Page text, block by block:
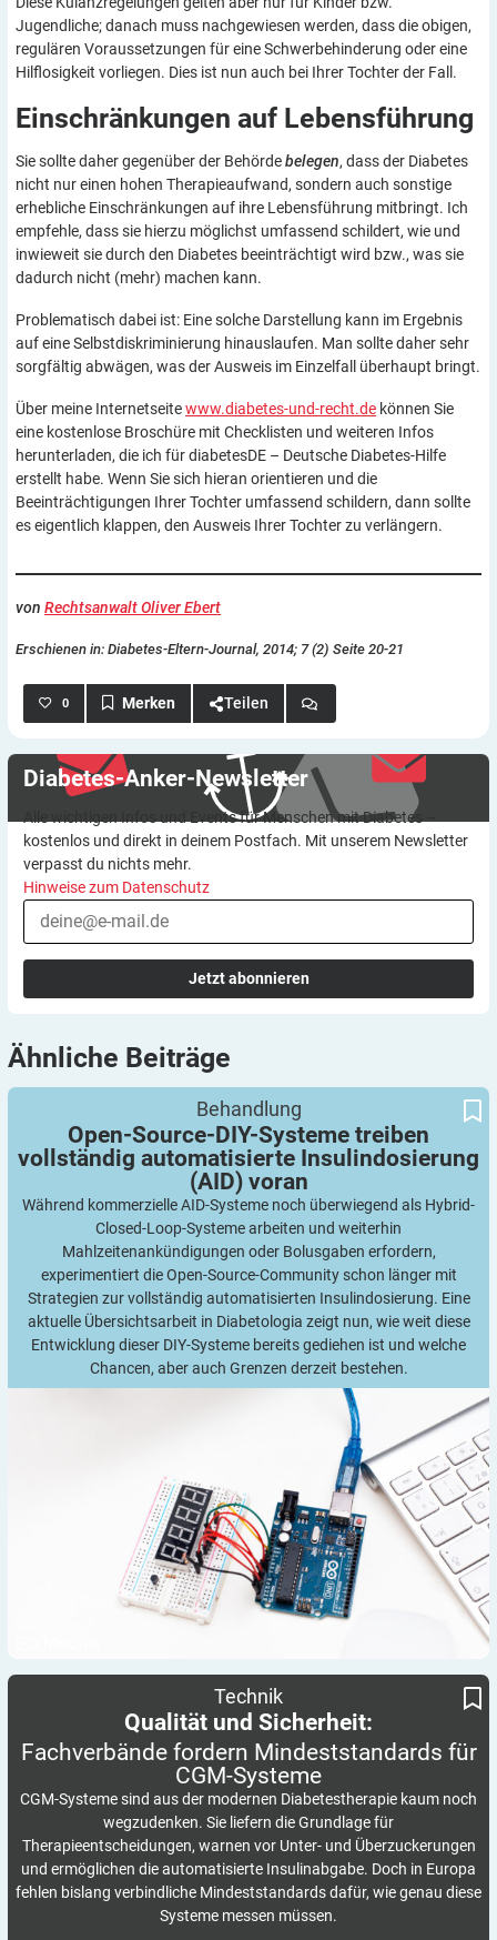
Jugendliche; danach muss nachgewiesen werden, dass die obigen,
regulären Voraussetzungen für eine Schwerbehinderung oder eine
Hilflosigkeit vorliegen. Dies ist nun auch bei Ihrer Tochter der Fall.
Einschränkungen auf Lebensführung
Sie sollte daher gegenüber der Behördebelegen, dass der Diabetes
nicht nur einen hohen Therapieaufwand, sondern auch sonstige
erhebliche Einschränkungen auf ihre Lebensführung mitbringt. Ich
empfehle, dass sie hierzu möglichst umfassend schildert, wie und
inwieweit sie durch den Diabetes beeinträchtigt wird bzw., was sie
dadurch nicht (mehr) machen kann.
Problematisch dabei ist: Eine solche Darstellung kann im Ergebnis
auf eine Selbstdiskriminierung hinauslaufen. Man sollte daher sehr
sorgfältig abwägen, was der Ausweis im Einzelfall überhaupt bringt.
Über meine Internetseitewww.diabetes-und-recht.de können Sie
eine kostenlose Broschüre mit Checklisten und weiteren Infos
herunterladen, die ich für diabetesDE – Deutsche Diabetes-Hilfe
erstellt habe. Wenn Sie sich hieran orientieren und die
Beeinträchtigungen Ihrer Tochter umfassend schildern, dann sollte
es eigentlich klappen, den Ausweis Ihrer Tochter zu verlängern.
von Rechtsanwalt Oliver Ebert
Erschienen in: Diabetes-Eltern-Journal, 2014; 7 (2) Seite 20-21
0 Teilen
Diabetes-Anker-Newsletter
Alle wichtigen Infos und Events für Menschen mit Diabetes –
kostenlos und direkt in deinem Postfach. Mit unserem Newsletter
verpasst du nichts mehr.
Hinweise zum Datenschutz
Jetzt abonnieren
Ähnliche Beiträge
Open-Source-DIY-Systeme treiben vollständig automatisierte
Insulindosierung (AID) voran
Behandlung
Open-Source-DIY-Systeme treiben
vollständig automatisierte Insulindosierung
(AID) voran
Während kommerzielle AID-Systeme noch überwiegend als Hybrid-
Closed-Loop-Systeme arbeiten und weiterhin
Mahlzeitenankündigungen oder Bolusgaben erfordern,
experimentiert die Open-Source-Community schon länger mit
Strategien zur vollständig automatisierten Insulindosierung. Eine
aktuelle Übersichtsarbeit in Diabetologia zeigt nun, wie weit diese
Entwicklung dieser DIY-Systeme bereits gediehen ist und welche
Chancen, aber auch Grenzen derzeit bestehen.
Fachverbände fordern Mindeststandards für CGM-Systeme
Technik
Qualität und Sicherheit:
Fachverbände fordern Mindeststandards für
CGM-Systeme
CGM-Systeme sind aus der modernen Diabetestherapie kaum noch
wegzudenken. Sie liefern die Grundlage für
Therapieentscheidungen, warnen vor Unter- und Überzuckerungen
und ermöglichen die automatisierte Insulinabgabe. Doch in Europa
fehlen bislang verbindliche Mindeststandards dafür, wie genau diese
Systeme messen müssen.